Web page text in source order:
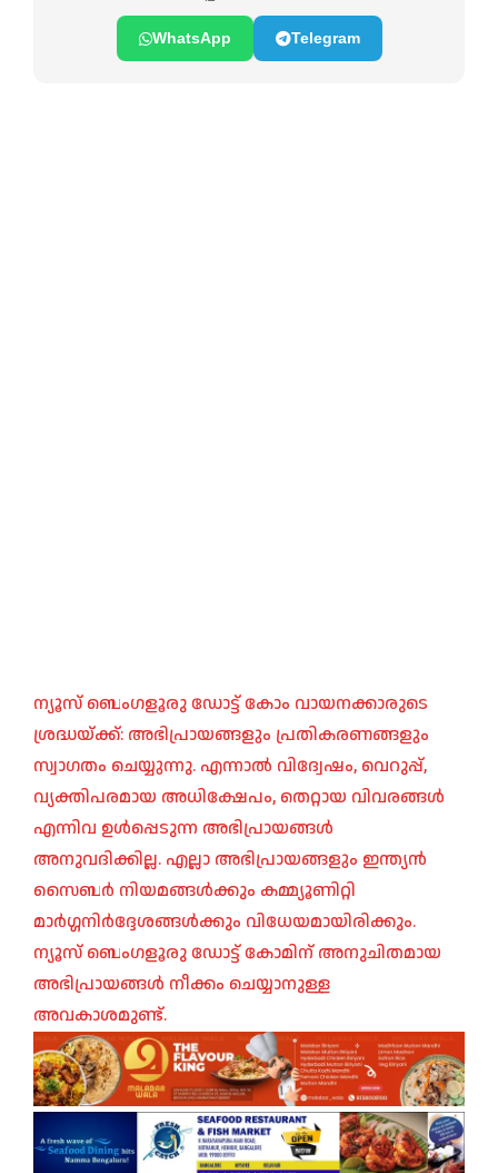
WhatsApp Telegram
ന്യൂസ് ബെംഗളൂരു ഡോട്ട് കോം വായനക്കാരുടെ
ശ്രദ്ധയ്ക്ക്: അഭിപ്രായങ്ങളും പ്രതികരണങ്ങളും
സ്വാഗതം ചെയ്യുന്നു. എന്നാൽ വിദ്വേഷം, വെറുപ്പ്,
വ്യക്തിപരമായ അധിക്ഷേപം, തെറ്റായ വിവരങ്ങൾ
എന്നിവ ഉൾപ്പെടുന്ന അഭിപ്രായങ്ങൾ
അനുവദിക്കില്ല. എല്ലാ അഭിപ്രായങ്ങളും ഇന്ത്യൻ
സൈബർ നിയമങ്ങൾക്കും കമ്മ്യൂണിറ്റി
മാർഗ്ഗനിർദ്ദേശങ്ങൾക്കും വിധേയമായിരിക്കും.
ന്യൂസ് ബെംഗളൂരു ഡോട്ട് കോമിന് അനുചിതമായ
അഭിപ്രായങ്ങൾ നീക്കം ചെയ്യാനുള്ള
അവകാശമുണ്ട്.